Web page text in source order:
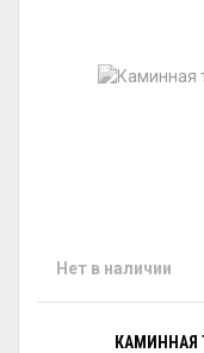
Нет в наличии
КАМИННАЯ